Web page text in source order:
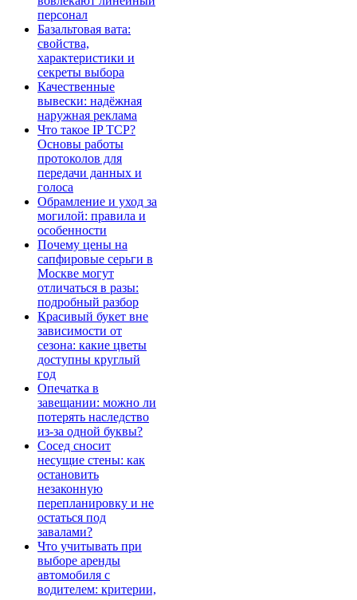
персонал
Базальтовая вата:
свойства,
характеристики и
секреты выбора
Качественные
вывески: надёжная
наружная реклама
Что такое IP TCP?
Основы работы
протоколов для
передачи данных и
голоса
Обрамление и уход за
могилой: правила и
особенности
Почему цены на
сапфировые серьги в
Москве могут
отличаться в разы:
подробный разбор
Красивый букет вне
зависимости от
сезона: какие цветы
доступны круглый
год
Опечатка в
завещании: можно ли
потерять наследство
из-за одной буквы?
Сосед сносит
несущие стены: как
остановить
незаконную
перепланировку и не
остаться под
завалами?
Что учитывать при
выборе аренды
автомобиля с
водителем: критерии,